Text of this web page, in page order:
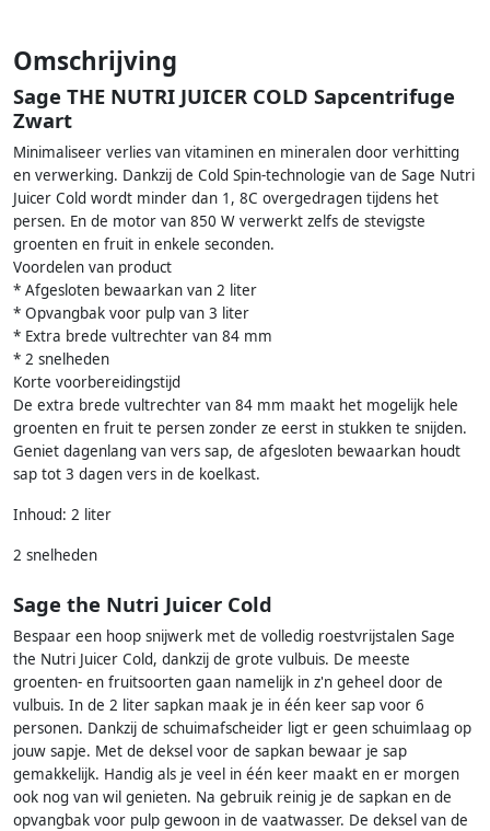
Omschrijving
Sage THE NUTRI JUICER COLD Sapcentrifuge
Zwart
Minimaliseer verlies van vitaminen en mineralen door verhitting
en verwerking. Dankzij de Cold Spin-technologie van de Sage Nutri
Juicer Cold wordt minder dan 1, 8C overgedragen tijdens het
persen. En de motor van 850 W verwerkt zelfs de stevigste
groenten en fruit in enkele seconden.
Voordelen van product
* Afgesloten bewaarkan van 2 liter
* Opvangbak voor pulp van 3 liter
* Extra brede vultrechter van 84 mm
* 2 snelheden
Korte voorbereidingstijd
De extra brede vultrechter van 84 mm maakt het mogelijk hele
groenten en fruit te persen zonder ze eerst in stukken te snijden.
Geniet dagenlang van vers sap, de afgesloten bewaarkan houdt
sap tot 3 dagen vers in de koelkast.
Inhoud: 2 liter
2 snelheden
Sage the Nutri Juicer Cold
Bespaar een hoop snijwerk met de volledig roestvrijstalen Sage
the Nutri Juicer Cold, dankzij de grote vulbuis. De meeste
groenten- en fruitsoorten gaan namelijk in z'n geheel door de
vulbuis. In de 2 liter sapkan maak je in één keer sap voor 6
personen. Dankzij de schuimafscheider ligt er geen schuimlaag op
jouw sapje. Met de deksel voor de sapkan bewaar je sap
gemakkelijk. Handig als je veel in één keer maakt en er morgen
ook nog van wil genieten. Na gebruik reinig je de sapkan en de
opvangbak voor pulp gewoon in de vaatwasser. De deksel van de